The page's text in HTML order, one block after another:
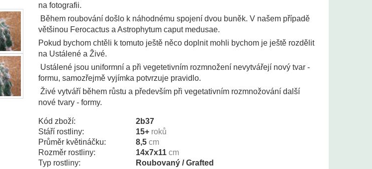
na fotografii.
Během roubování došlo k náhodnému spojení dvou buněk. V našem případě
většinou Ferocactus a Astrophytum caput medusae.
Pokud bychom chtěli k tomuto ještě něco doplnit mohli bychom je ještě rozdělit
na Ustálené a Živé.
Ustálené jsou uniformní a při vegetetivním rozmnožení nevytvářejí nový tvar -
formu, samozřejmě vyjímka potvrzuje pravidlo.
Živé vytváří během růstu a především při vegetativním rozmnožování další
nové tvary - formy.
Kód zboží:
2b37
Stáří rostliny:
15+ roků
Průměr květináčku:
8,5 cm
Rozměr rostliny:
14x7x11 cm
Typ rostliny:
Roubovaný / Grafted